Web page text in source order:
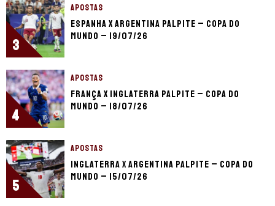
3
APOSTAS
Espanha x Argentina palpite – Copa do
Mundo – 19/07/26
4
APOSTAS
França x Inglaterra palpite – Copa do
Mundo – 18/07/26
5
APOSTAS
Inglaterra x Argentina palpite – Copa do
Mundo – 15/07/26